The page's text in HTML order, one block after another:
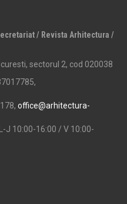
/ Revista Arhitectura /
sectorul 2, cod 020038
office@arhitectura-
J 10:00-16:00 / V 10:00-